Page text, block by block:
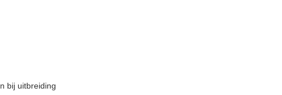
bij uitbreiding